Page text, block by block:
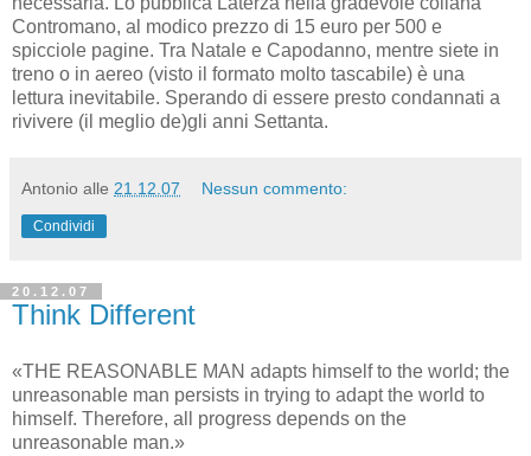
Contromano, al modico prezzo di 15 euro per 500 e
spicciole pagine. Tra Natale e Capodanno, mentre siete in
treno o in aereo (visto il formato molto tascabile) è una
lettura inevitabile. Sperando di essere presto condannati a
rivivere (il meglio de)gli anni Settanta.
Antonio alle 21.12.07 Nessun commento:
Condividi
20.12.07
Think Different
«THE REASONABLE MAN adapts himself to the world; the
unreasonable man persists in trying to adapt the world to
himself. Therefore, all progress depends on the
unreasonable man.»